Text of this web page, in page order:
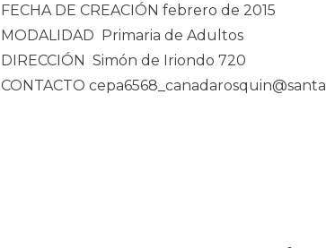
FECHA DE CREACIÓN febrero de 2015
MODALIDAD Primaria de Adultos
DIRECCIÓN Simón de Iriondo 720
CONTACTO